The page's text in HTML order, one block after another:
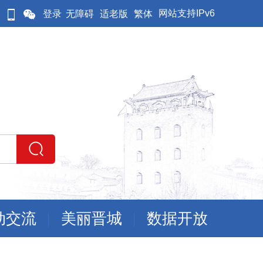
登录 无障碍 适老版 繁体 网站支持IPv6
交流 美丽晋城 数据开放